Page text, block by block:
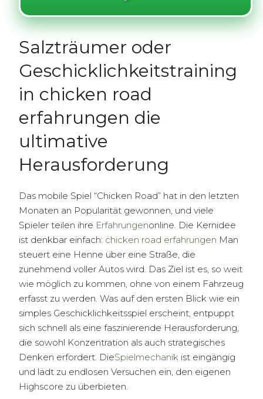
Salzträumer oder
Geschicklichkeitstraining
in chicken road
erfahrungen die
ultimative
Herausforderung
Das mobile Spiel “Chicken Road” hat in den letzten
Monaten an Popularität gewonnen, und viele
Spieler teilen ihre Erfahrungenonline. Die Kernidee
ist denkbar einfach: chicken road erfahrungen Man
steuert eine Henne über eine Straße, die
zunehmend voller Autos wird. Das Ziel ist es, so weit
wie möglich zu kommen, ohne von einem Fahrzeug
erfasst zu werden. Was auf den ersten Blick wie ein
simples Geschicklichkeitsspiel erscheint, entpuppt
sich schnell als eine faszinierende Herausforderung,
die sowohl Konzentration als auch strategisches
Denken erfordert. DieSpielmechanik ist eingängig
und lädt zu endlosen Versuchen ein, den eigenen
Highscore zu überbieten.